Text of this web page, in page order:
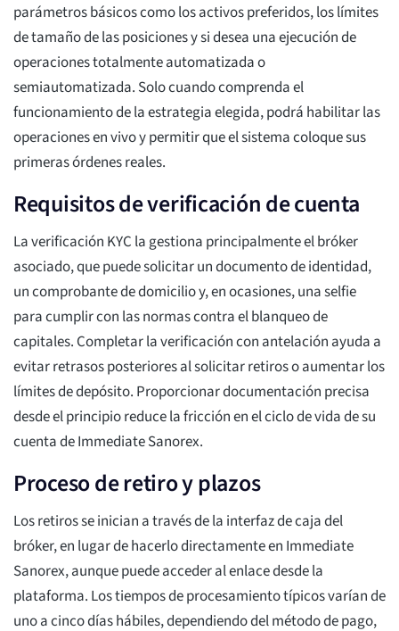
parámetros básicos como los activos preferidos, los límites
de tamaño de las posiciones y si desea una ejecución de
operaciones totalmente automatizada o
semiautomatizada. Solo cuando comprenda el
funcionamiento de la estrategia elegida, podrá habilitar las
operaciones en vivo y permitir que el sistema coloque sus
primeras órdenes reales.
Requisitos de verificación de cuenta
La verificación KYC la gestiona principalmente el bróker
asociado, que puede solicitar un documento de identidad,
un comprobante de domicilio y, en ocasiones, una selfie
para cumplir con las normas contra el blanqueo de
capitales. Completar la verificación con antelación ayuda a
evitar retrasos posteriores al solicitar retiros o aumentar los
límites de depósito. Proporcionar documentación precisa
desde el principio reduce la fricción en el ciclo de vida de su
cuenta de Immediate Sanorex.
Proceso de retiro y plazos
Los retiros se inician a través de la interfaz de caja del
bróker, en lugar de hacerlo directamente en Immediate
Sanorex, aunque puede acceder al enlace desde la
plataforma. Los tiempos de procesamiento típicos varían de
uno a cinco días hábiles, dependiendo del método de pago,